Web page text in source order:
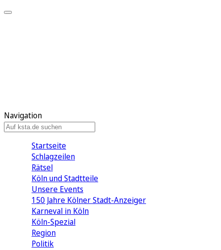
Navigation
Startseite
Schlagzeilen
Rätsel
Köln und Stadtteile
Unsere Events
150 Jahre Kölner Stadt-Anzeiger
Karneval in Köln
Köln-Spezial
Region
Politik